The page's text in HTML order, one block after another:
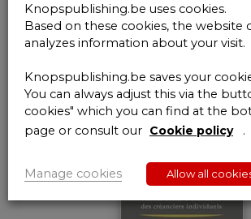
€55,00 6% VAT Inc.
Add to cart
Knopspublishing.be uses cookies.
Based on these cookies, the website
analyzes information about your visit.
Knopspublishing.be saves your
You can always adjust this via the
cookies" which you can find at the
page or consult our Cookie policy .
Manage cookies Allow all